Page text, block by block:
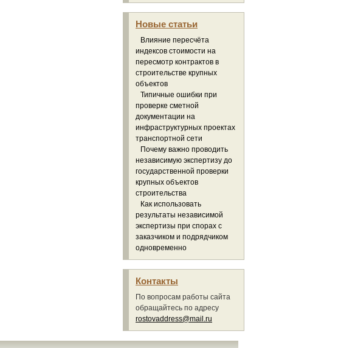
Новые статьи
Влияние пересчёта
индексов стоимости на
пересмотр контрактов в
строительстве крупных
объектов
Типичные ошибки при
проверке сметной
документации на
инфраструктурных проектах
транспортной сети
Почему важно проводить
независимую экспертизу до
государственной проверки
крупных объектов
строительства
Как использовать
результаты независимой
экспертизы при спорах с
заказчиком и подрядчиком
одновременно
Контакты
По вопросам работы сайта
обращайтесь по адресу
rostovaddress@mail.ru